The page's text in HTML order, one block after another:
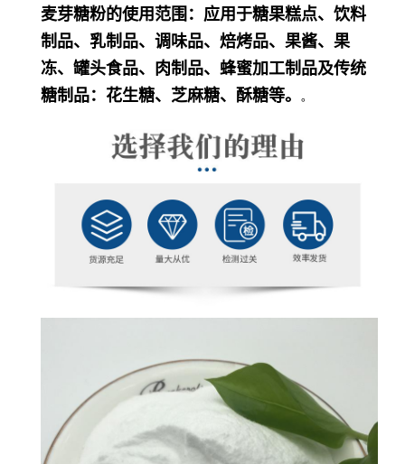
麦芽糖粉的使用范围：应用于糖果糕点、饮料
制品、乳制品、调味品、焙烤品、果酱、果
冻、罐头食品、肉制品、蜂蜜加工制品及传统
糖制品：花生糖、芝麻糖、酥糖等。
。